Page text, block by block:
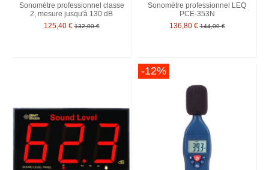
Sonomètre professionnel classe
2, mesure jusqu'à 130 dB
125,40 € 132,00 €
Sonomètre professionnel LEQ
PCE-353N
136,80 € 144,00 €
-12%